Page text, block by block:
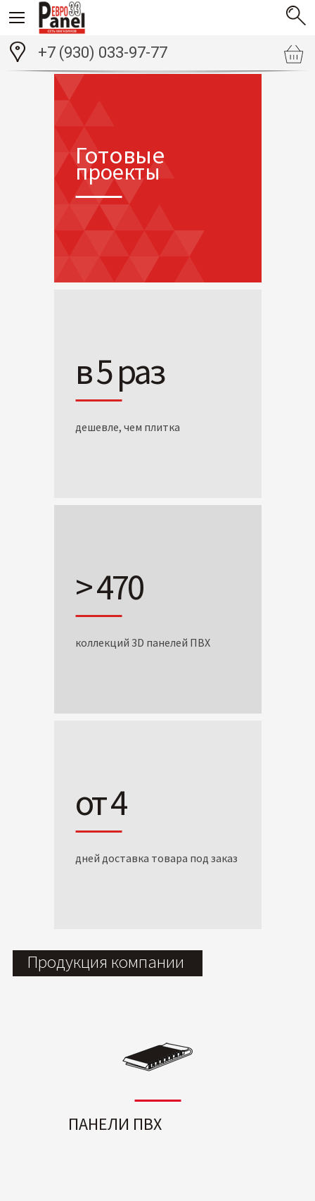
+7 (930) 033-97-77
Готовые
проекты
в 5 раз
дешевле, чем плитка
> 470
коллекций 3D панелей ПВХ
от 4
дней доставка товара под заказ
Продукция компании
ПАНЕЛИ ПВХ